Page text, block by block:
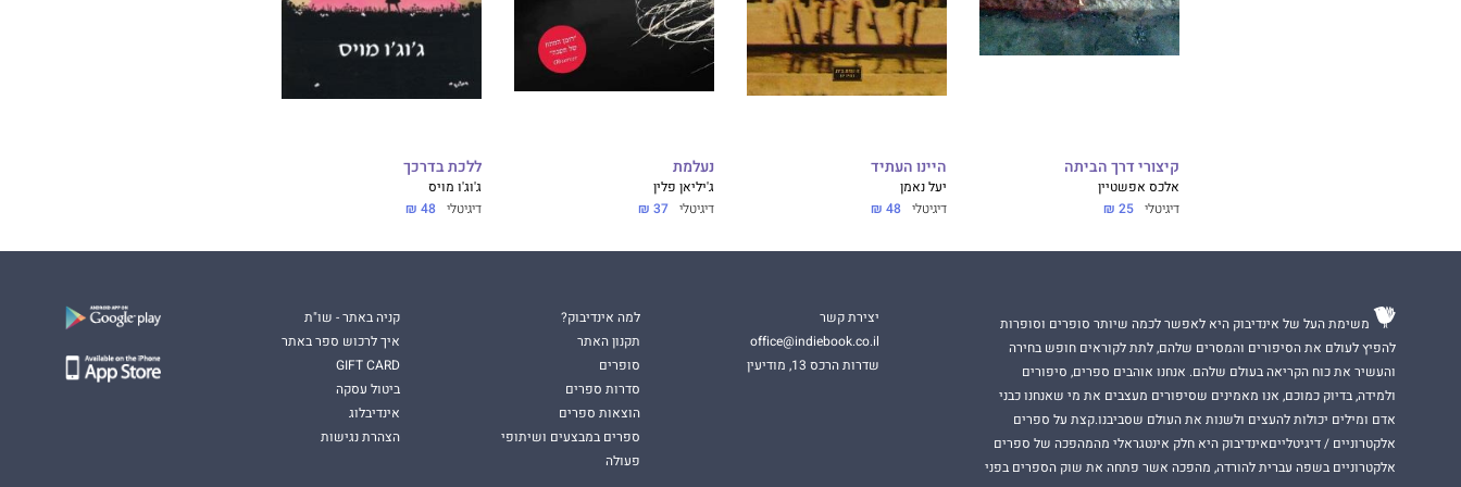
קיצורי דרך הביתה
אלכס אפשטיין
דיגיטלי 25 ₪
היינו העתיד
יעל נאמן
דיגיטלי 48 ₪
נעלמת
ג'יליאן פלין
דיגיטלי 37 ₪
ללכת בדרכך
ג'וג'ו מויס
דיגיטלי 48 ₪
משימת העל של אינדיבוק היא לאפשר לכמה שיותר סופרים וסופרות
להפיץ לעולם את הסיפורים והמסרים שלהם, לתת לקוראים חופש בחירה
והעשיר את כוח הקריאה בעולם שלהם. אנחנו אוהבים ספרים, סיפורים
ולמידה, בדיוק כמוכם, אנו מאמינים שסיפורים מעצבים את מי שאנחנו כבני
אדם ומילים יכולות להעצים ולשנות את העולם שסביבנו.קצת על ספרים
אלקטרוניים / דיגיטלייםאינדיבוק היא חלק אינטגראלי מהמהפכה של ספרים
אלקטרוניים בשפה עברית להורדה, מהפכה אשר פתחה את שוק הספרים בפני
יצירת קשר
office@indiebook.co.il
שדרות הרכס 13, מודיעין
למה אינדיבוק?
תקנון האתר
סופרים
סדרות ספרים
הוצאות ספרים
ספרים במבצעים ושיתופי
פעולה
קניה באתר - שו"ת
איך לרכוש ספר באתר
GIFT CARD
ביטול עסקה
אינדיבלוג
הצהרת נגישות